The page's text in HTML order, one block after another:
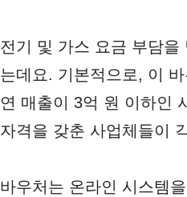
전기 및 가스 요금 부담을
는데요. 기본적으로, 이
연 매출이 3억 원 이하인
자격을 갖춘 사업체들이
바우처는 온라인 시스템